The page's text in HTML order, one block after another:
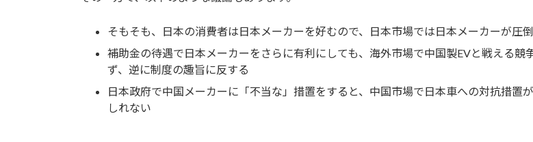
そもそも、日本の消費者は日本メーカーを好むので、日本市場では日本メーカーが圧
補助金の待遇で日本メーカーをさらに有利にしても、海外市場で中国製EVと戦える競
ず、逆に制度の趣旨に反する
日本政府で中国メーカーに「不当な」措置をすると、中国市場で日本車への対抗措置
しれない